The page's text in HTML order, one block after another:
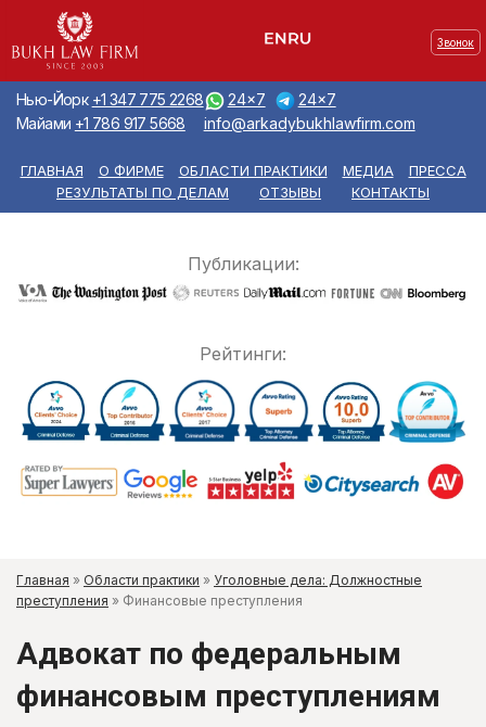
Звонок
Нью-Йорк +1 347 775 2268
Майами +1 786 917 5668
24x7
24x7
info@arkadybukhlawfirm.com
ГЛАВНАЯ О ФИРМЕ ОБЛАСТИ ПРАКТИКИ МЕДИА
ПРЕССА
РЕЗУЛЬТАТЫ ПО ДЕЛАМ
ОТЗЫВЫ КОНТАКТЫ
Публикации:
Рейтинги:
Главная » Области практики » Уголовные дела: Должностные
преступления » Финансовые преступления
Адвокат по федеральным
финансовым преступлениям